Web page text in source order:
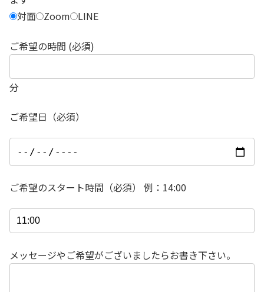
対面 Zoom LINE
ご希望の時間 (必須)
分
ご希望日（必須）
ご希望のスタート時間（必須） 例：14:00
メッセージやご希望がございましたらお書き下さい。